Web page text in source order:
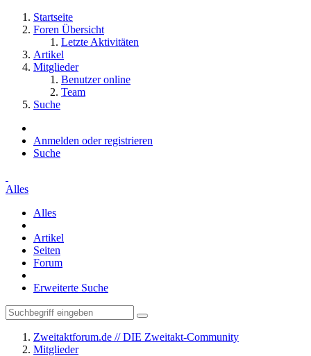
Startseite
Foren Übersicht
Letzte Aktivitäten
Artikel
Mitglieder
Benutzer online
Team
Suche
Anmelden oder registrieren
Suche
Alles
Alles
Artikel
Seiten
Forum
Erweiterte Suche
Zweitaktforum.de // DIE Zweitakt-Community
Mitglieder